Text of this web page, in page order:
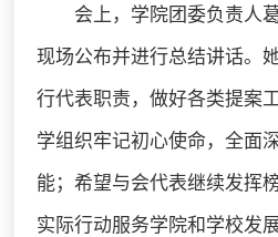
会上，学院团委负责人
现场公布并进行总结讲话。
行代表职责，做好各类提案
学组织牢记初心使命，全面
能；希望与会代表继续发挥
实际行动服务学院和学校发展